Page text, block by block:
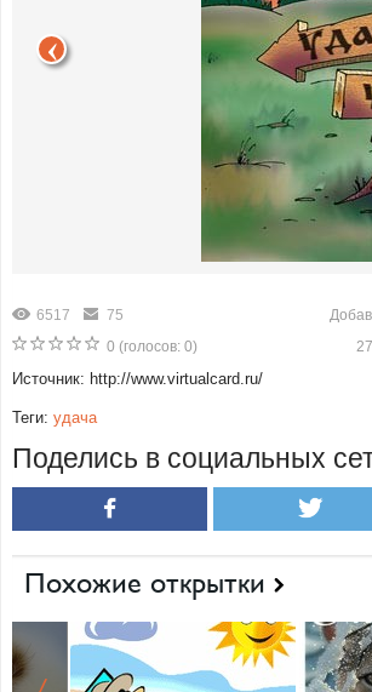
6517
75
0 (голосов: 0)
Источник: http://www.virtualcard.ru/
Теги: удача
Поделись в социальных
Похожие открытки